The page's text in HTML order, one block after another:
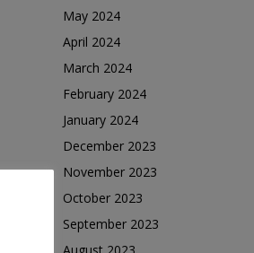
May 2024
April 2024
March 2024
February 2024
January 2024
December 2023
November 2023
October 2023
September 2023